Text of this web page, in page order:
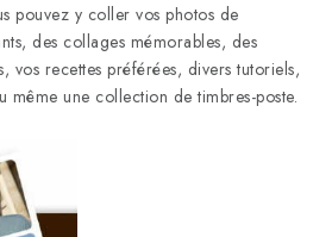
pouvez y coller vos photos de
des collages mémorables, des
vos recettes préférées, divers tutoriels,
même une collection de timbres-poste.